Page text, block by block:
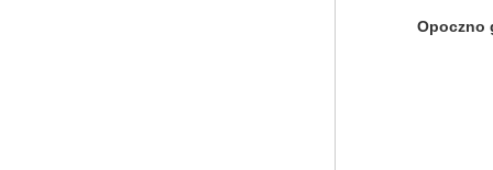
Opoczno